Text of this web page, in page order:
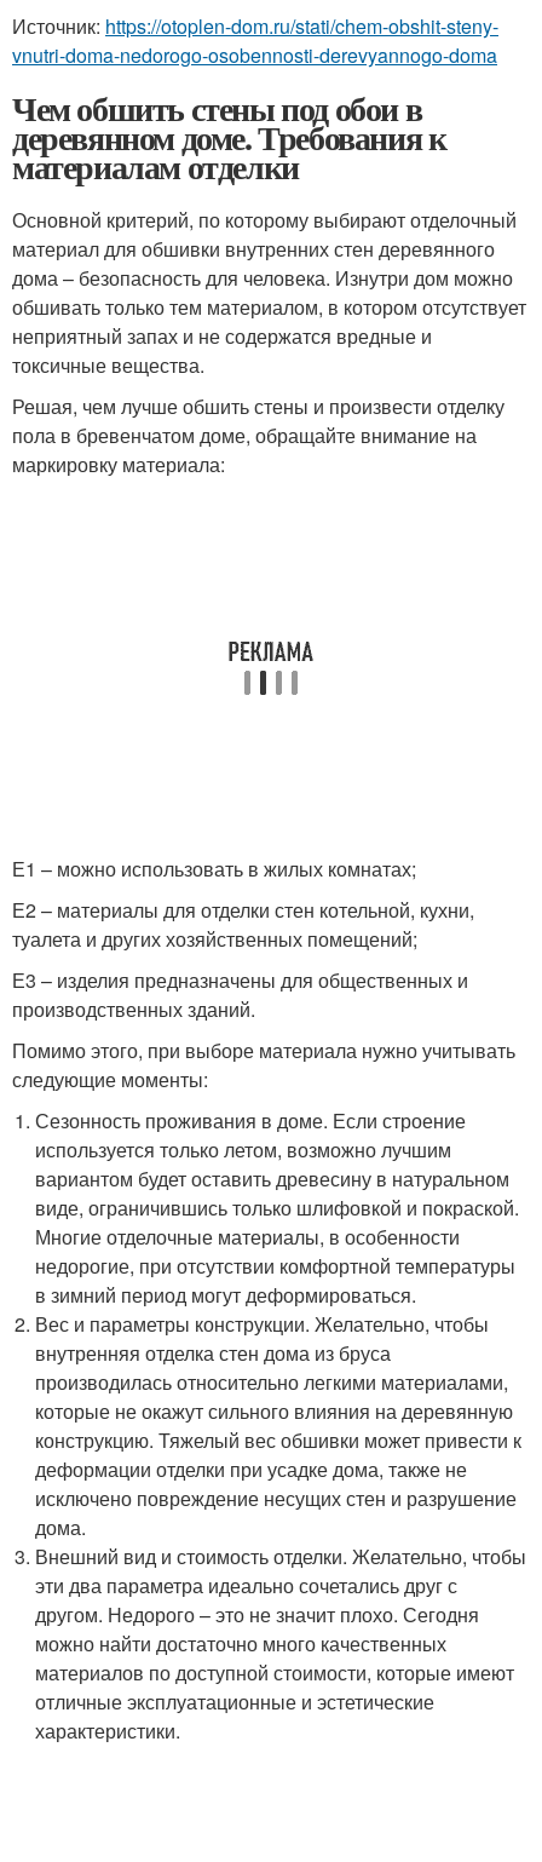
Источник: https://otoplen-dom.ru/stati/chem-obshit-steny-
vnutri-doma-nedorogo-osobennosti-derevyannogo-doma
Чем обшить стены под обои в
деревянном доме. Требования к
материалам отделки
Основной критерий, по которому выбирают отделочный
материал для обшивки внутренних стен деревянного
дома – безопасность для человека. Изнутри дом можно
обшивать только тем материалом, в котором отсутствует
неприятный запах и не содержатся вредные и
токсичные вещества.
Решая, чем лучше обшить стены и произвести отделку
пола в бревенчатом доме, обращайте внимание на
маркировку материала:
Е1 – можно использовать в жилых комнатах;
Е2 – материалы для отделки стен котельной, кухни,
туалета и других хозяйственных помещений;
Е3 – изделия предназначены для общественных и
производственных зданий.
Помимо этого, при выборе материала нужно учитывать
следующие моменты:
Сезонность проживания в доме. Если строение
используется только летом, возможно лучшим
вариантом будет оставить древесину в натуральном
виде, ограничившись только шлифовкой и покраской.
Многие отделочные материалы, в особенности
недорогие, при отсутствии комфортной температуры
в зимний период могут деформироваться.
Вес и параметры конструкции. Желательно, чтобы
внутренняя отделка стен дома из бруса
производилась относительно легкими материалами,
которые не окажут сильного влияния на деревянную
конструкцию. Тяжелый вес обшивки может привести к
деформации отделки при усадке дома, также не
исключено повреждение несущих стен и разрушение
дома.
Внешний вид и стоимость отделки. Желательно, чтобы
эти два параметра идеально сочетались друг с
другом. Недорого – это не значит плохо. Сегодня
можно найти достаточно много качественных
материалов по доступной стоимости, которые имеют
отличные эксплуатационные и эстетические
характеристики.